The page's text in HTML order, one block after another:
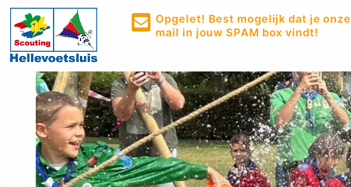
Opgelet! Best mogelijk dat je onze
mail in jouw SPAM box vindt!